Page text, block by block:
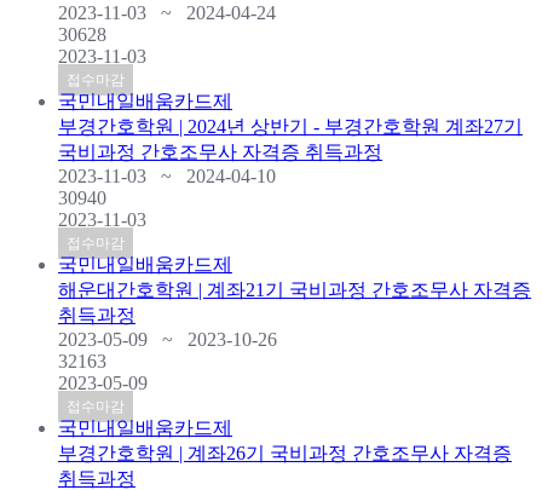
2023-11-03 ~ 2024-04-24
30628
2023-11-03
접수마감
국민내일배움카드제
부경간호학원 | 2024년 상반기 - 부경간호학원 계좌27기
국비과정 간호조무사 자격증 취득과정
2023-11-03 ~ 2024-04-10
30940
2023-11-03
접수마감
국민내일배움카드제
해운대간호학원 | 계좌21기 국비과정 간호조무사 자격증
취득과정
2023-05-09 ~ 2023-10-26
32163
2023-05-09
접수마감
국민내일배움카드제
부경간호학원 | 계좌26기 국비과정 간호조무사 자격증
취득과정